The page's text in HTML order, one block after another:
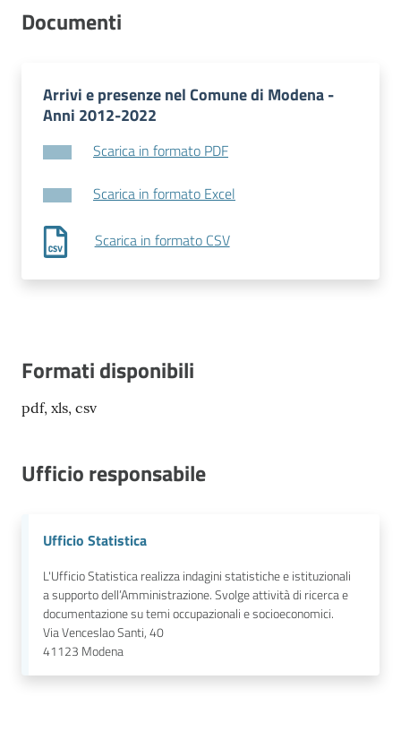
Documenti
Arrivi e presenze nel Comune di Modena -
Anni 2012-2022
Scarica in formato PDF
Scarica in formato Excel
Scarica in formato CSV
Formati disponibili
pdf, xls, csv
Ufficio responsabile
Ufficio Statistica
L'Ufficio Statistica realizza indagini statistiche e istituzionali
a supporto dell’Amministrazione. Svolge attività di ricerca e
documentazione su temi occupazionali e socioeconomici.
Via Venceslao Santi, 40
41123 Modena